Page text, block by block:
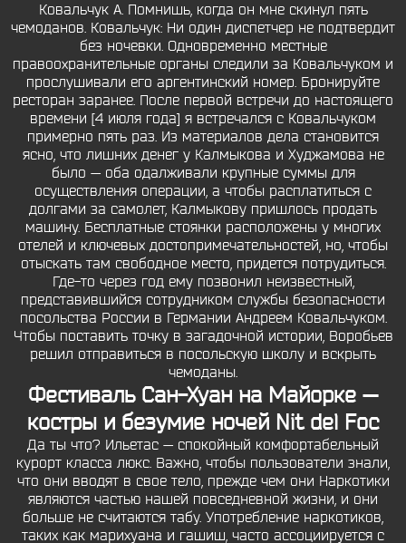
Ковальчук А. Помнишь, когда он мне скинул пять
чемоданов. Ковальчук: Ни один диспетчер не подтвердит
без ночевки. Одновременно местные
правоохранительные органы следили за Ковальчуком и
прослушивали его аргентинский номер. Бронируйте
ресторан заранее. После первой встречи до настоящего
времени [4 июля года] я встречался с Ковальчуком
примерно пять раз. Из материалов дела становится
ясно, что лишних денег у Калмыкова и Худжамова не
было — оба одалживали крупные суммы для
осуществления операции, а чтобы расплатиться с
долгами за самолет, Калмыкову пришлось продать
машину. Бесплатные стоянки расположены у многих
отелей и ключевых достопримечательностей, но, чтобы
отыскать там свободное место, придется потрудиться.
Где-то через год ему позвонил неизвестный,
представившийся сотрудником службы безопасности
посольства России в Германии Андреем Ковальчуком.
Чтобы поставить точку в загадочной истории, Воробьев
решил отправиться в посольскую школу и вскрыть
чемоданы.
Фестиваль Сан-Хуан на Майорке —
костры и безумие ночей Nit del Foc
Да ты что? Ильетас — спокойный комфортабельный
курорт класса люкс. Важно, чтобы пользователи знали,
что они вводят в свое тело, прежде чем они Наркотики
являются частью нашей повседневной жизни, и они
больше не считаются табу. Употребление наркотиков,
таких как марихуана и гашиш, часто ассоциируется с